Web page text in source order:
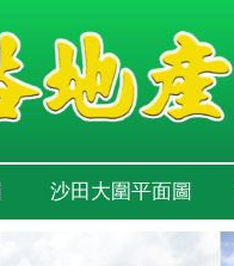
沙田大圍平面圖